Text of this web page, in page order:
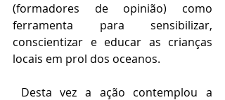
(formadores de opinião) como
ferramenta para sensibilizar,
conscientizar e educar as crianças
locais em prol dos oceanos.